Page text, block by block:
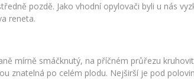
pozdě. Jako vhodní opylovači byli u nás
reneta.
mírně smáčknutý, na příčném průřezu
znatelná po celém plodu. Nejširší je pod